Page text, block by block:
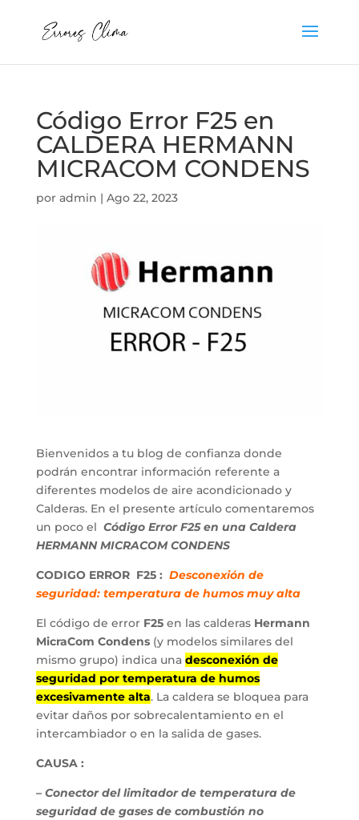
Código Error F25 en
CALDERA HERMANN
MICRACOM CONDENS
por admin | Ago 22, 2023
Bienvenidos a tu blog de confianza donde
podrán encontrar información referente a
diferentes modelos de aire acondicionado y
Calderas. En el presente artículo comentaremos
un poco el Código Error F25 en una Caldera
HERMANN MICRACOM CONDENS
CODIGO ERROR F25 : Desconexión de
seguridad: temperatura de humos muy alta
El código de error F25en las calderas Hermann
MicraCom Condens(y modelos similares del
mismo grupo) indica una desconexión de
seguridad por temperatura de humos
excesivamente alta. La caldera se bloquea para
evitar daños por sobrecalentamiento en el
intercambiador o en la salida de gases.
CAUSA :
– Conector del limitador de temperatura de
seguridad de gases de combustión no